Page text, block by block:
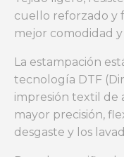
cuello reforzado y
mejor comodidad
La estampación
tecnología DTF
impresión textil de
mayor precisión,
desgaste y los